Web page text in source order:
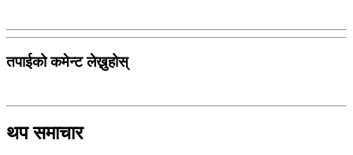
तपाईको कमेन्ट लेख्नुहोस्
थप समाचार